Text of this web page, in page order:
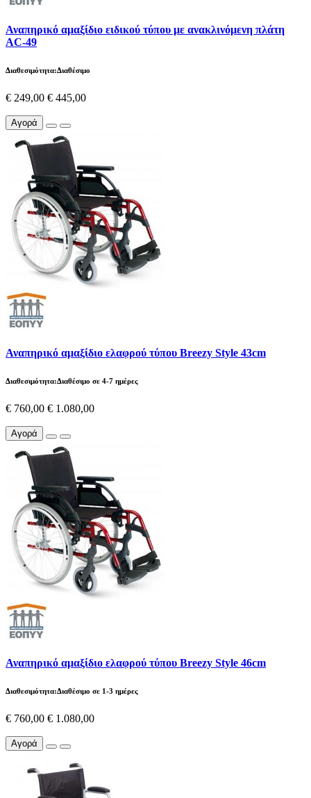
Αναπηρικό αμαξίδιο ειδικού τύπου με ανακλινόμενη πλάτη
AC-49
Διαθεσιμότητα:Διαθέσιμο
€ 249,00 € 445,00
Αγορά
Αναπηρικό αμαξίδιο ελαφρού τύπου Breezy Style 43cm
Διαθεσιμότητα:Διαθέσιμο σε 4-7 ημέρες
€ 760,00 € 1.080,00
Αγορά
Αναπηρικό αμαξίδιο ελαφρού τύπου Breezy Style 46cm
Διαθεσιμότητα:Διαθέσιμο σε 1-3 ημέρες
€ 760,00 € 1.080,00
Αγορά